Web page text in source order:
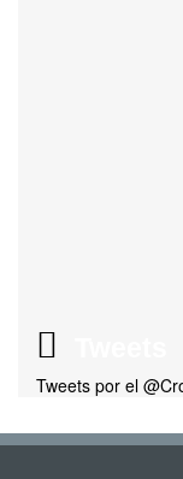
Tweets por el